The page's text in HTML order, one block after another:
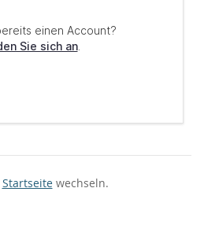
Startseitewechseln.